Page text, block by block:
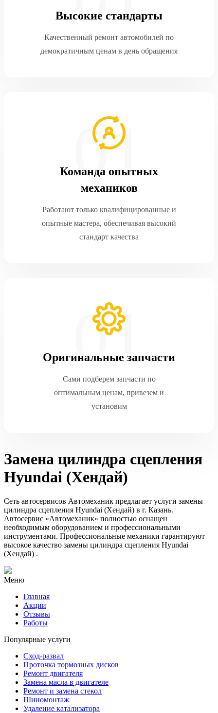
Высокие стандарты
Качественный ремонт автомобилей по
демократичным ценам в день обращения
Команда опытных
механиков
Работают только квалифицированные и
опытные мастера, обеспечивая высокий
стандарт качества
Оригинальные запчасти
Сами подберем запчасти по
оптимальным ценам, привезем и
установим
Замена цилиндра сцепления
Hyundai (Хендай)
Сеть автосервисов Автомеханик предлагает услуги замены
цилиндра сцепления Hyundai (Хендай) в г. Казань.
Автосервис «Автомеханик» полностью оснащен
необходимым оборудованием и профессиональными
инструментами. Профессиональные механики гарантируют
высокое качество замены цилиндра сцепления Hyundai
(Хендай) .
Меню
Главная
Акции
Отзывы
Работы
Популярные услуги
Сход-развал
Проточка тормозных дисков
Ремонт двигателя
Замена масла в двигателе
Ремонт и замена стекол
Шиномонтаж
Удаление катализатора